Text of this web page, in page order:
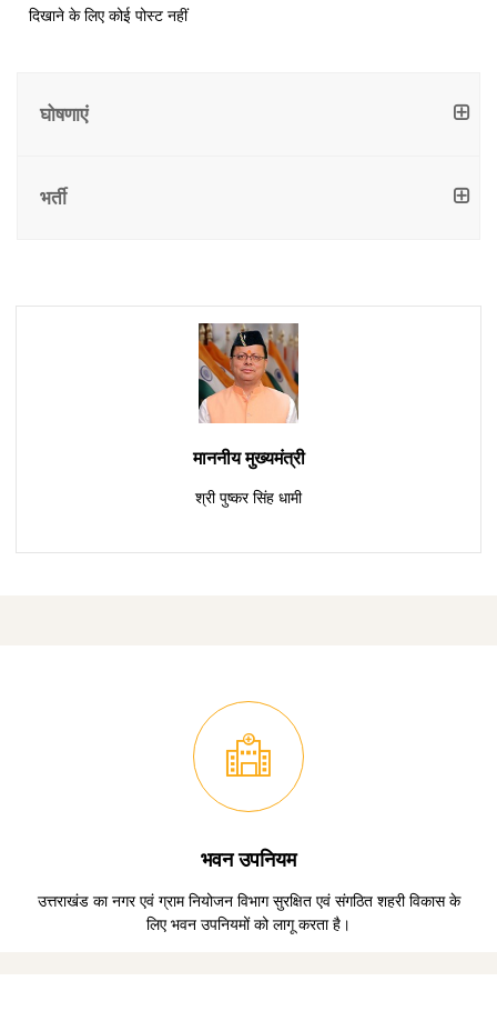
दिखाने के लिए कोई पोस्ट नहीं
कोई
घोषणाएं
भर्ती
माननीय मुख्यमंत्री
श्री पुष्कर सिंह धामी
भवन उपनियम
उत्तराखंड का नगर एवं ग्राम नियोजन विभाग सुरक्षित एवं संगठित शहरी विकास के
लिए भवन उपनियमों को लागू करता है।